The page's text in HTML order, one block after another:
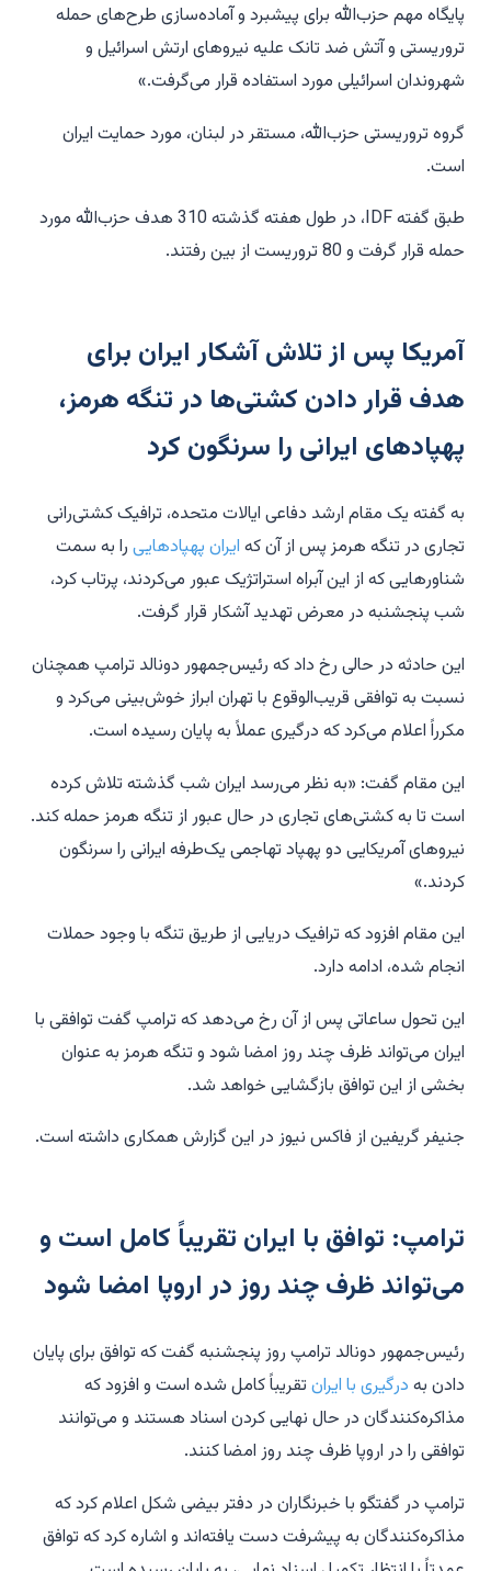
پایگاه مهم حزب‌الله برای پیشبرد و آماده‌سازی طرح‌های حمله
تروریستی و آتش ضد تانک علیه نیروهای ارتش اسرائیل و
شهروندان اسرائیلی مورد استفاده قرار می‌گرفت.»
گروه تروریستی حزب‌الله، مستقر در لبنان، مورد حمایت ایران
است.
طبق گفته IDF، در طول هفته گذشته 310 هدف حزب‌الله مورد
حمله قرار گرفت و 80 تروریست از بین رفتند.
آمریکا پس از تلاش آشکار ایران برای
هدف قرار دادن کشتی‌ها در تنگه هرمز،
پهپادهای ایرانی را سرنگون کرد
به گفته یک مقام ارشد دفاعی ایالات متحده، ترافیک کشتی‌رانی
تجاری در تنگه هرمز پس از آن که ایران پهپادهایی را به سمت
شناورهایی که از این آبراه استراتژیک عبور می‌کردند، پرتاب کرد،
شب پنجشنبه در معرض تهدید آشکار قرار گرفت.
این حادثه در حالی رخ داد که رئیس‌جمهور دونالد ترامپ همچنان
نسبت به توافقی قریب‌الوقوع با تهران ابراز خوش‌بینی می‌کرد و
مکرراً اعلام می‌کرد که درگیری عملاً به پایان رسیده است.
این مقام گفت: «به نظر می‌رسد ایران شب گذشته تلاش کرده
است تا به کشتی‌های تجاری در حال عبور از تنگه هرمز حمله کند.
نیروهای آمریکایی دو پهپاد تهاجمی یک‌طرفه ایرانی را سرنگون
کردند.»
این مقام افزود که ترافیک دریایی از طریق تنگه با وجود حملات
انجام شده، ادامه دارد.
این تحول ساعاتی پس از آن رخ می‌دهد که ترامپ گفت توافقی با
ایران می‌تواند ظرف چند روز امضا شود و تنگه هرمز به عنوان
بخشی از این توافق بازگشایی خواهد شد.
جنیفر گریفین از فاکس نیوز در این گزارش همکاری داشته است.
ترامپ: توافق با ایران تقریباً کامل است و
می‌تواند ظرف چند روز در اروپا امضا شود
رئیس‌جمهور دونالد ترامپ روز پنجشنبه گفت که توافق برای پایان
دادن به درگیری با ایران تقریباً کامل شده است و افزود که
مذاکره‌کنندگان در حال نهایی کردن اسناد هستند و می‌توانند
توافقی را در اروپا ظرف چند روز امضا کنند.
ترامپ در گفتگو با خبرنگاران در دفتر بیضی شکل اعلام کرد که
مذاکره‌کنندگان به پیشرفت دست یافته‌اند و اشاره کرد که توافق